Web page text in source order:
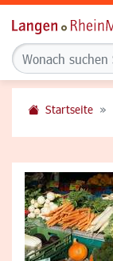
Startseite